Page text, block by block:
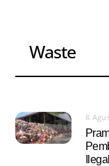
Waste
8